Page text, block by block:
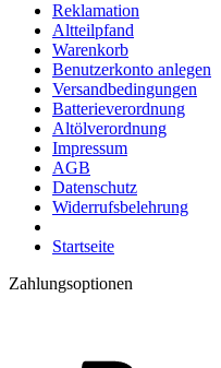
Reklamation
Altteilpfand
Warenkorb
Benutzerkonto anlegen
Versandbedingungen
Batterieverordnung
Altölverordnung
Impressum
AGB
Datenschutz
Widerrufsbelehrung
Startseite
Zahlungsoptionen